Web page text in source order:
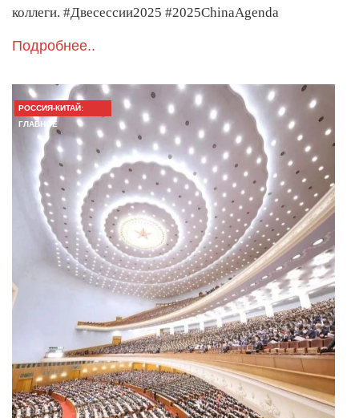
коллеги. #Двесессии2025 #2025ChinaAgenda
Подробнее..
РОССИЯ-КИТАЙ:
ГЛАВНОЕ